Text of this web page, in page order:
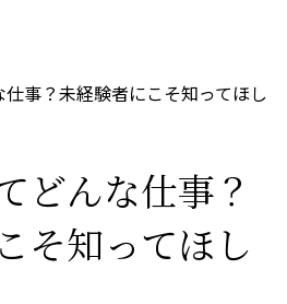
事？未経験者にこそ知ってほし
どんな仕事？
そ知ってほし